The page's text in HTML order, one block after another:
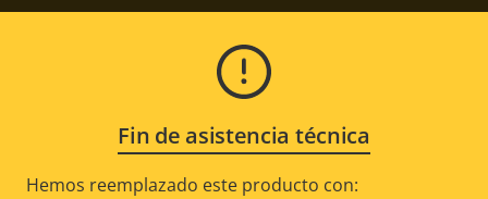
Fin de asistencia técnica
Hemos reemplazado este producto con: